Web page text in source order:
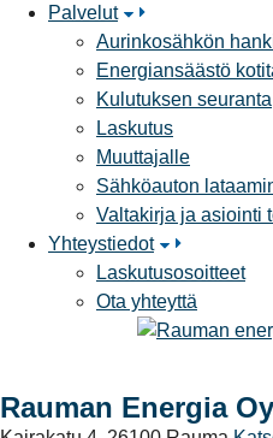
Palvelut
Aurinkosähkön
Energiansäästö
Kulutuksen seuranta
Laskutus
Muuttajalle
Sähköauton
Valtakirja ja asiointi
Yhteystiedot
Laskutusosoitteet
Ota yhteyttä
Rauman Energia Oy